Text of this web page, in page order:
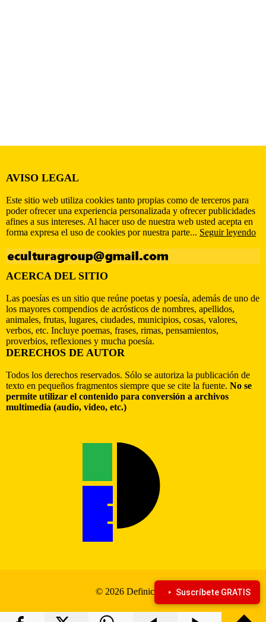
AVISO LEGAL
Este sitio web utiliza cookies tanto propias como de terceros para
poder ofrecer una experiencia personalizada y ofrecer publicidades
afines a sus intereses. Al hacer uso de nuestra web usted acepta en
forma expresa el uso de cookies por nuestra parte... Seguir leyendo
ACERCA DEL SITIO
Las poesías es un sitio que reúne poetas y poesía, además de uno de
los mayores compendios de acrósticos de nombres, apellidos,
animales, frutas, lugares, ciudades, municipios, cosas, valores,
verbos, etc. Incluye poemas, frases, rimas, pensamientos,
proverbios, reflexiones y mucha poesía.
DERECHOS DE AUTOR
Todos los derechos reservados. Sólo se autoriza la publicación de
texto en pequeños fragmentos siempre que se cite la fuente. No se
permite utilizar el contenido para conversión a archivos
multimedia (audio, video, etc.)
© 2026 Definiciona Suscríbete GRATIS